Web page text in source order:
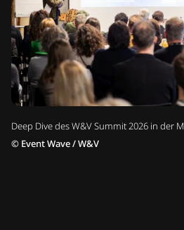
Deep Dive des W&V Summit 2026 in der
© Event Wave / W&V